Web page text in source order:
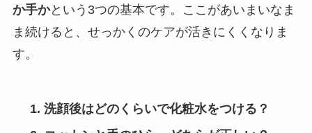
か手かという3つの基本です。ここがあいまいなま
ま続けると、せっかくのケアが活きにくくなりま
す。
洗顔後はどのくらいで化粧水をつける？